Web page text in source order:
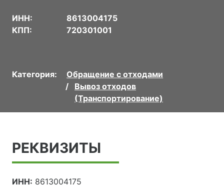
ИНН:
8613004175
КПП:
720301001
Категория:
Обращение с отходами
Вывоз отходов
(Транспортирование)
РЕКВИЗИТЫ
ИНН: 8613004175